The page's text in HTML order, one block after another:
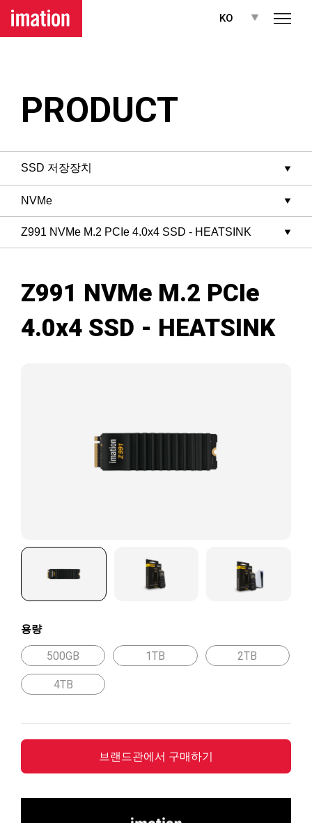
메뉴 바로가기
KO
PRODUCT
Z991 NVMe M.2 PCIe
4.0x4 SSD - HEATSINK
용량
500GB 1TB 2TB
4TB
브랜드관에서 구매하기